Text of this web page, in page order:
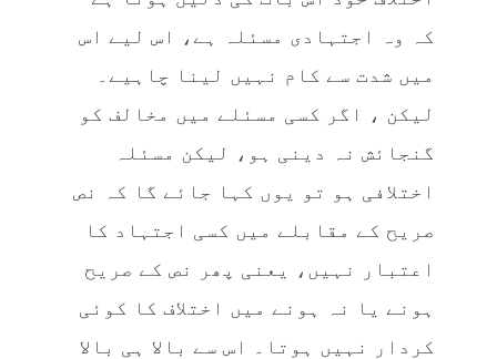
کہ وہ اجتہادی مسئلہ ہے، اس لیے اس
میں شدت سے کام نہیں لینا چاہیے۔
لیکن ، اگر کسی مسئلے میں مخالف کو
گنجائش نہ دینی ہو، لیکن مسئلہ
اختلافی ہو تو یوں کہا جائے گا کہ نص
صریح کے مقابلے میں کسی اجتہاد کا
اعتبار نہیں، یعنی پھر نص کے صریح
ہونے یا نہ ہونے میں اختلاف کا کوئی
کردار نہیں ہوتا۔ اس سے بالا ہی بالا